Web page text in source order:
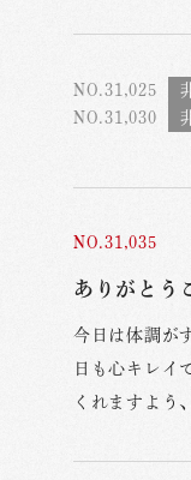
NO.31,025
NO.31,030
NO.31,035
ありがとう
今日は体調が
日も心キレイ
くれますよう